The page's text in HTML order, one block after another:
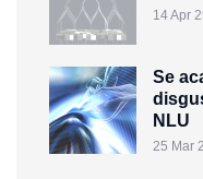
14 Apr
Se
NLU
25 Mar